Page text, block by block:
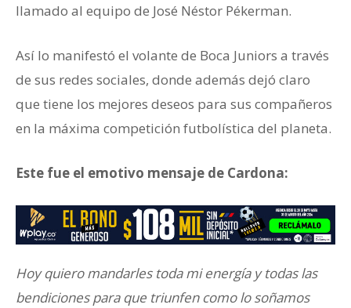
llamado al equipo de José Néstor Pékerman.
Así lo manifestó el volante de Boca Juniors a través
de sus redes sociales, donde además dejó claro
que tiene los mejores deseos para sus compañeros
en la máxima competición futbolística del planeta.
Este fue el emotivo mensaje de Cardona:
Hoy quiero mandarles toda mi energía y todas las
bendiciones para que triunfen como lo soñamos